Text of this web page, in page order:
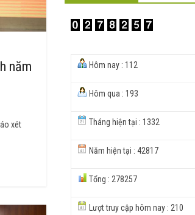
năm
xét
Hôm nay : 112
Hôm qua : 193
Tháng hiện tại : 1332
Năm hiện tại : 42817
Tổng : 278257
Lượt truy cập hôm nay : 210